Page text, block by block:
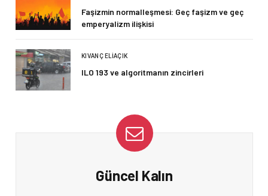
Faşizmin normalleşmesi: Geç faşizm ve geç
emperyalizm ilişkisi
KIVANÇ ELIAÇIK
ILO 193 ve algoritmanın zincirleri
Güncel Kalın